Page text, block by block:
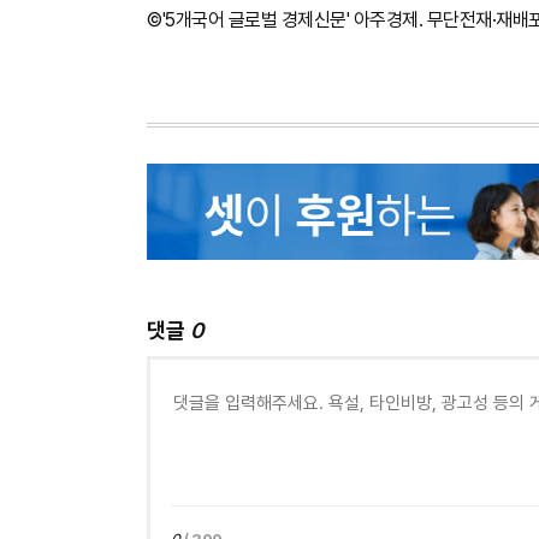
©'5개국어 글로벌 경제신문' 아주경제. 무단전재·재배
댓글 0